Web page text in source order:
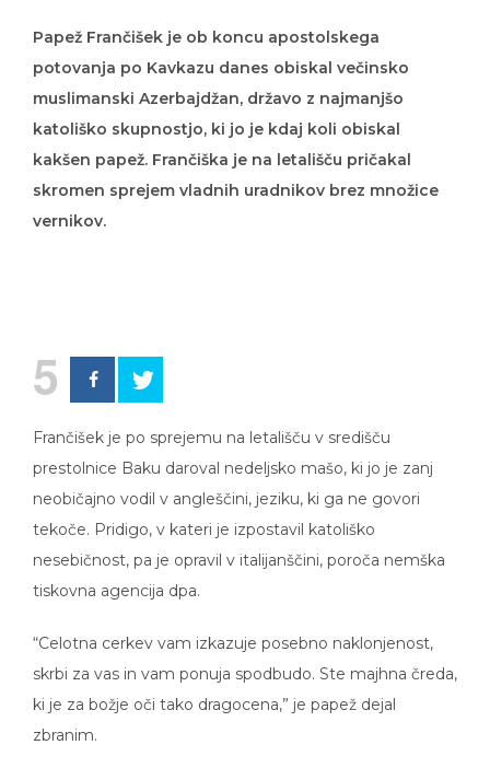
Papež Frančišek je ob koncu apostolskega
potovanja po Kavkazu danes obiskal večinsko
muslimanski Azerbajdžan, državo z najmanjšo
katoliško skupnostjo, ki jo je kdaj koli obiskal
kakšen papež. Frančiška je na letališču pričakal
skromen sprejem vladnih uradnikov brez množice
vernikov.
5
Frančišek je po sprejemu na letališču v središču
prestolnice Baku daroval nedeljsko mašo, ki jo je zanj
neobičajno vodil v angleščini, jeziku, ki ga ne govori
tekoče. Pridigo, v kateri je izpostavil katoliško
nesebičnost, pa je opravil v italijanščini, poroča nemška
tiskovna agencija dpa.
“Celotna cerkev vam izkazuje posebno naklonjenost,
skrbi za vas in vam ponuja spodbudo. Ste majhna čreda,
ki je za božje oči tako dragocena,” je papež dejal
zbranim.